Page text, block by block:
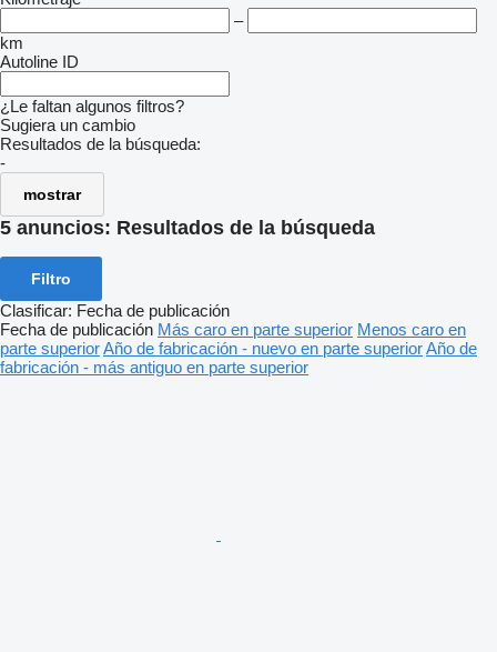
–
km
Autoline ID
¿Le faltan algunos filtros?
Sugiera un cambio
Resultados de la búsqueda:
-
mostrar
5 anuncios: Resultados de la búsqueda
Filtro
Clasificar: Fecha de publicación
Fecha de publicación Más caro en parte superior Menos caro en
parte superiorAño de fabricación - nuevo en parte superiorAño de
fabricación - más antiguo en parte superior